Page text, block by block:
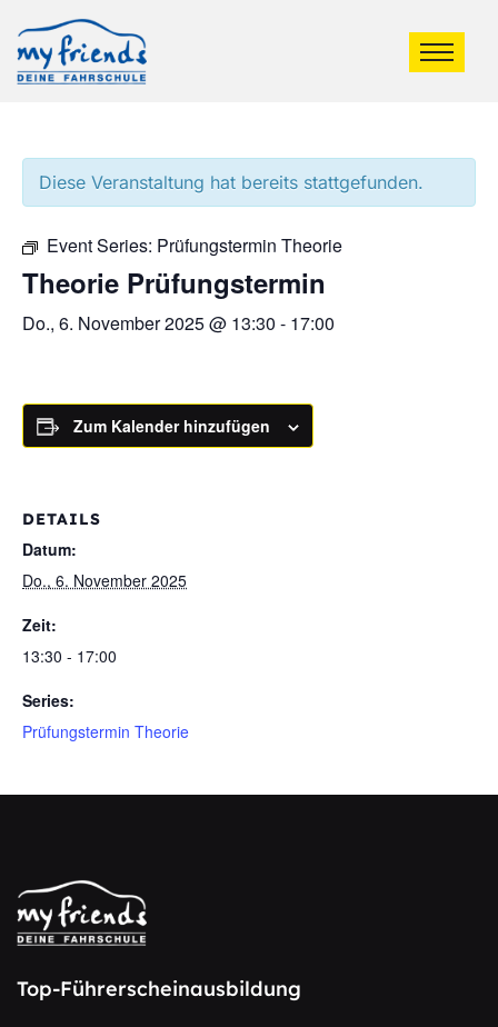
Diese Veranstaltung hat bereits stattgefunden.
Event Series: Prüfungstermin Theorie
Theorie Prüfungstermin
Do., 6. November 2025 @ 13:30 - 17:00
Zum Kalender hinzufügen
DETAILS
Datum:
Do., 6. November 2025
Zeit:
13:30 - 17:00
Series:
Prüfungstermin Theorie
Top-Führerscheinausbildung